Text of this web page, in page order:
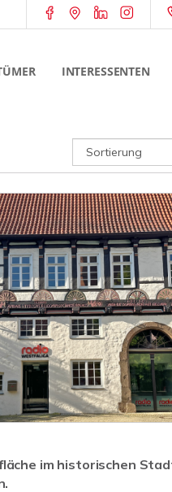
INTERESSENTEN
im historischen